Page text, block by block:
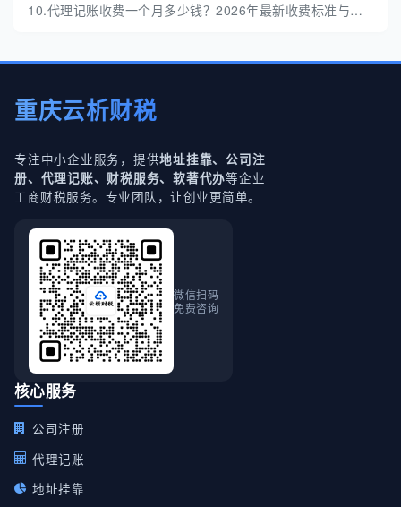
10.代理记账收费一个月多少钱？2026年最新收费标准与避坑指南
重庆云析财税
专注中小企业服务，提供地址挂靠、公司注
册、代理记账、财税服务、软著代办等企业
工商财税服务。专业团队，让创业更简单。
微信扫码
免费咨询
核心服务
公司注册
代理记账
地址挂靠